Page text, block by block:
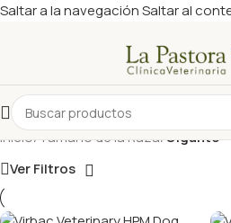
Saltar a la navegaciónSaltar al
Inicio/Tamaño de la Raza/Gigante
Ver Filtros